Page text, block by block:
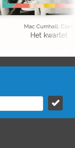
Mac Cumhaill, Clare
Het kwartet